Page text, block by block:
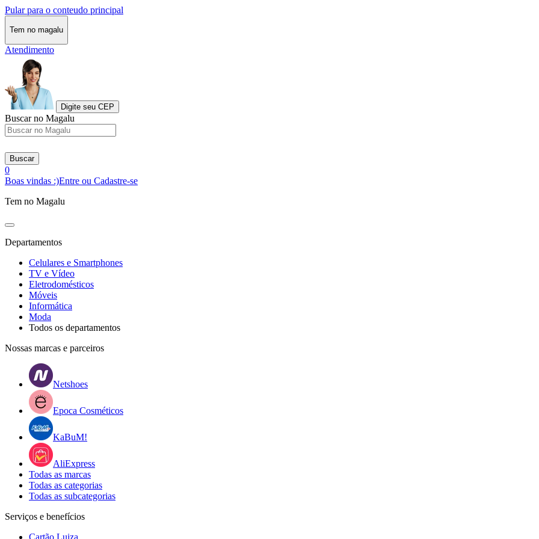
Pular para o conteudo principal
Tem no magalu
Atendimento
Digite seu CEP
Buscar no Magalu
Buscar
0
Boas vindas :)Entre ou Cadastre-se
Tem no Magalu
Departamentos
Celulares e Smartphones
TV e Vídeo
Eletrodomésticos
Móveis
Informática
Moda
Todos os departamentos
Nossas marcas e parceiros
Netshoes
Epoca Cosméticos
KaBuM!
AliExpress
Todas as marcas
Todas as categorias
Todas as subcategorias
Serviços e benefícios
Cartão Luiza